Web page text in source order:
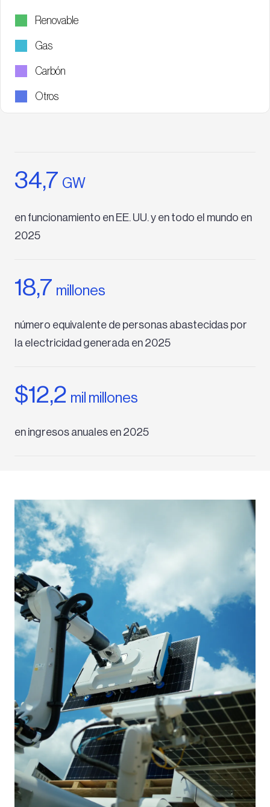
Renovable
Gas
Carbón
Otros
34,7 GW
en funcionamiento en EE. UU. y en todo el mundo en
2025
18,7 millones
número equivalente de personas abastecidas por
la electricidad generada en 2025
$12,2 mil millones
en ingresos anuales en 2025